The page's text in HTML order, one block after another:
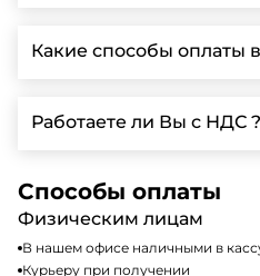
Ленинградской области, у
автопарк, для
Какие способы оплаты
включая наличные,
кредитные карты.
Работаете ли Вы с НДС ?
налогообложения, т.е с НДС
Способы оплаты
Физическим лицам
В нашем офисе наличными в
Курьеру при получении